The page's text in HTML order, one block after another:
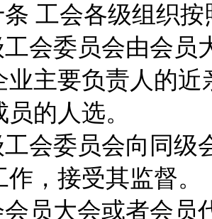
工会各级组织
会委员会由会员
业主要负责人的
员的人选。
会委员会向同级
，接受其监督。
员大会或者会员